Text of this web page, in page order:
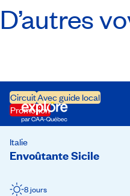
D’autres
CircuitAvec guide local
Promotion
Envoûtante Sicile
Italie
8 jours